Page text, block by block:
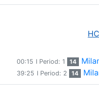
00:15 I Period: 1 14
39:25 I Period: 2 14